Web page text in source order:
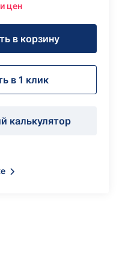
цен
в корзину
в 1 клик
калькулятор